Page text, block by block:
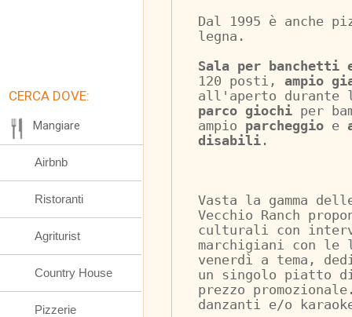
Dal 1995 è anche
legna.
Sala per banchetti
120 posti, ampio
all'aperto durante
parco giochi per
ampio parcheggio e
disabili .
Vasta la gamma
Vecchio Ranch
culturali con
marchigiani con
venerdì a tema,
un singolo piatto
prezzo
danzanti e/o
CERCA DOVE:
Mangiare
Airbnb
Ristoranti
Agriturist
Country House
Pizzerie